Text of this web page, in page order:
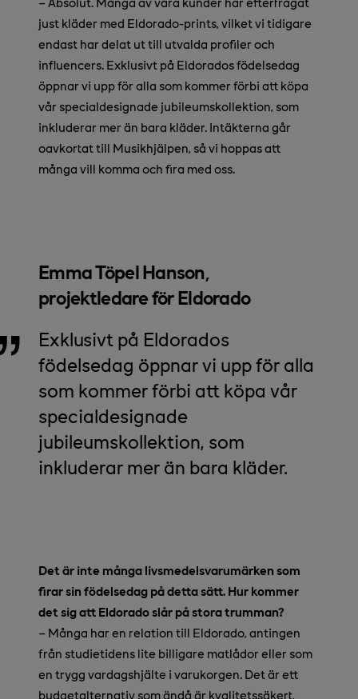
just kläder med Eldorado-prints, vilket vi tidigare
endast har delat ut till utvalda profiler och
influencers. Exklusivt på Eldorados födelsedag
öppnar vi upp för alla som kommer förbi att köpa
vår specialdesignade jubileumskollektion, som
inkluderar mer än bara kläder. Intäkterna går
oavkortat till Musikhjälpen, så vi hoppas att
många vill komma och fira med oss.
Emma Töpel Hanson,
projektledare för Eldorado
Exklusivt på Eldorados
födelsedag öppnar vi upp för alla
som kommer förbi att köpa vår
specialdesignade
jubileumskollektion, som
inkluderar mer än bara kläder.
Det är inte många livsmedelsvarumärken som
firar sin födelsedag på detta sätt. Hur kommer
det sig att Eldorado slår på stora trumman?
– Många har en relation till Eldorado, antingen
från studietidens lite billigare matlådor eller som
en trygg vardagshjälte i varukorgen. Det är ett
budgetalternativ som ändå är kvalitetssäkert,